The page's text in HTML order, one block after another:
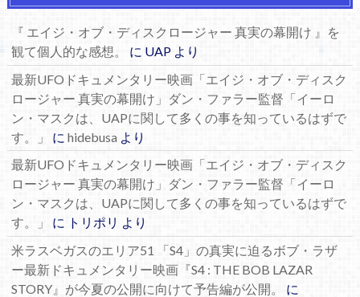
『 エイジ・オブ・ディスクロージャー 真実の幕開け 』を
観て個人的な感想。
に UAPより
最新UFOドキュメンタリー映画「エイジ・オブ・ディスク
ロージャー 真実の幕開け」ダン・ファラー監督「イーロ
ン・マスクは、UAPに関して多くの事を知っているはずで
す。」
に hidebusaより
最新UFOドキュメンタリー映画「エイジ・オブ・ディスク
ロージャー 真実の幕開け」ダン・ファラー監督「イーロ
ン・マスクは、UAPに関して多くの事を知っているはずで
す。」
に トリポリ より
米ラスベガスのエリア51 「S4」の真実に迫るボブ・ラザ
ー最新ドキュメンタリー映画『S4 : THE BOB LAZAR
STORY』が今夏の公開に向けて予告編が公開。
に